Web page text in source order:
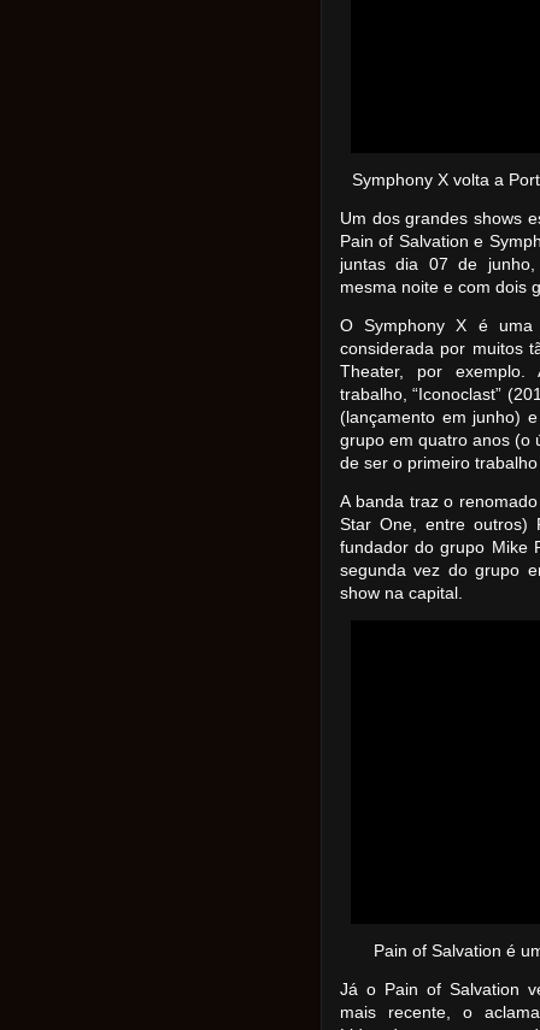
Symphony X volta a
Um dos grandes shows
Pain of Salvation e
juntas dia 07 de
mesma noite e com dois
O Symphony X é uma
considerada por muitos
Theater, por exemplo.
trabalho, “Iconoclast”
(lançamento em junho)
grupo em quatro anos (o
de ser o primeiro
A banda traz o
Star One, entre outros)
fundador do grupo Mike
segunda vez do grupo
show na capital.
Pain of Salvation é
Já o Pain of Salvation
mais recente, o